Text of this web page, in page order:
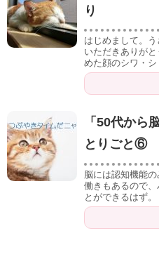
り
はじめまして。
いただきありが
めた顔のシワ・
「50代から
とりごと⑥
脳には認知機能
働きもあるので
とができるはず。